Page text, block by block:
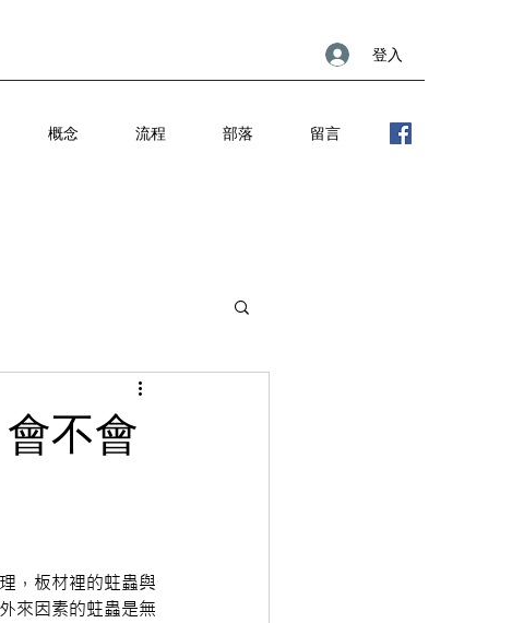
登入
概念 流程 部落 留言
不會
，板材裡的蛀蟲與
來因素的蛀蟲是無